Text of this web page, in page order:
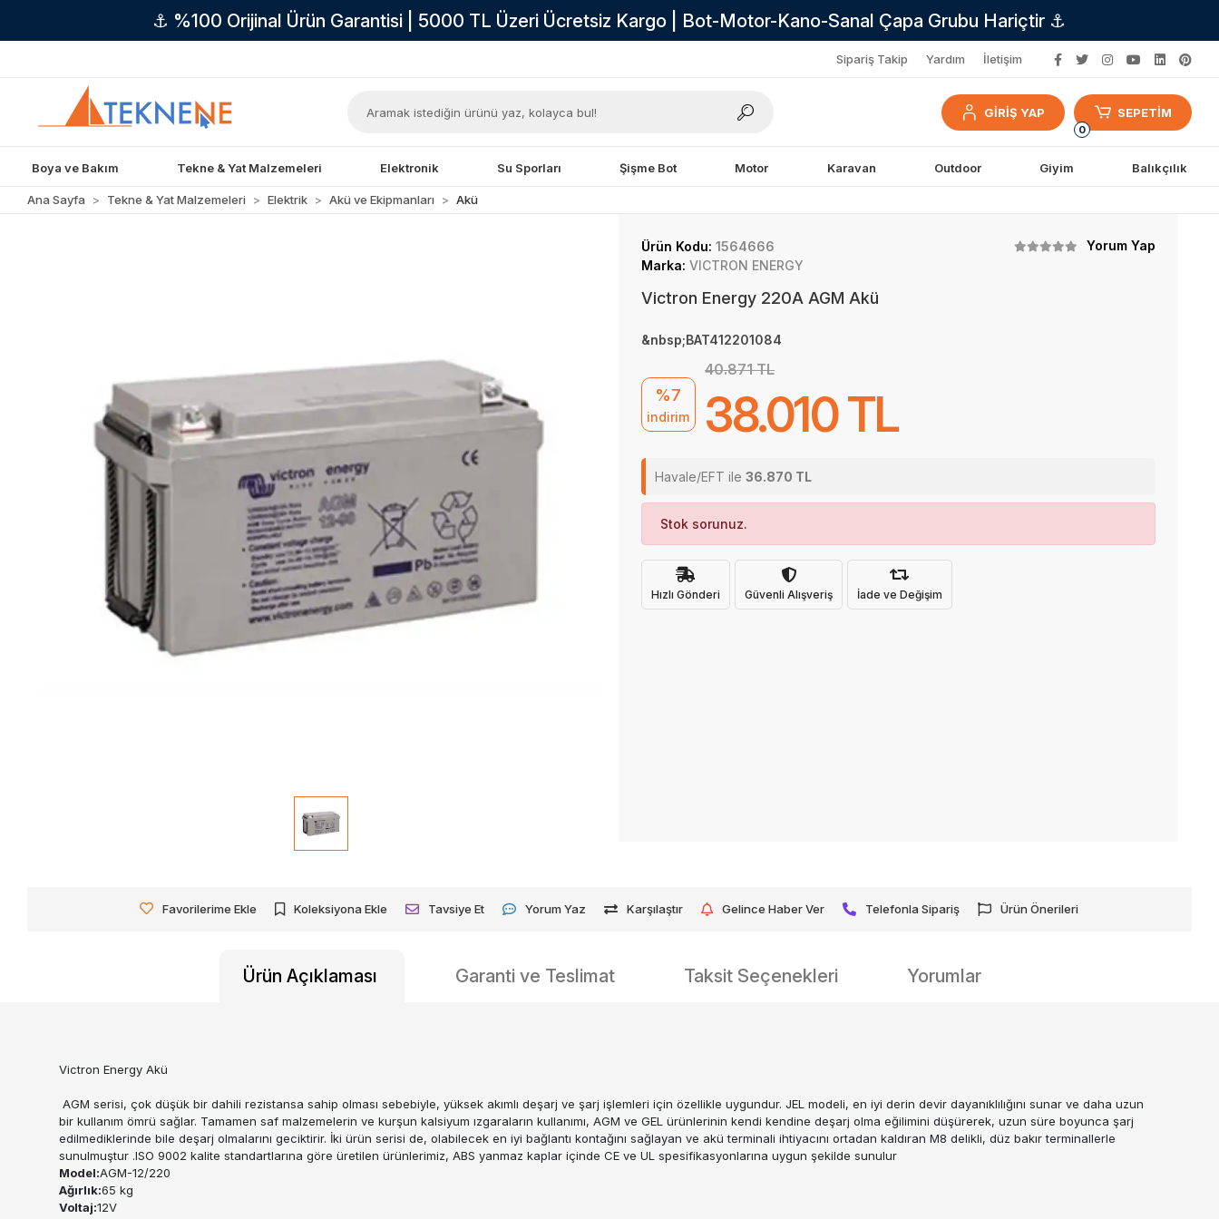
⚓ %100 Orijinal Ürün Garantisi | 5000 TL Üzeri Ücretsiz Kargo | Bot-Motor-Kano-Sanal Çapa Grubu Hariçtir ⚓
Sipariş Takip Yardım İletişim
GİRİŞ YAP
0
SEPETİM
Boya ve Bakım Tekne & Yat Malzemeleri Elektronik Su Sporları Şişme Bot Motor Karavan Outdoor Giyim Balıkçılık
Ana Sayfa Tekne & Yat Malzemeleri Elektrik Akü ve Ekipmanları Akü
Ürün Kodu: 1564666
Yorum Yap
Marka: VICTRON ENERGY
Victron Energy 220A AGM Akü
&nbsp;BAT412201084
%7
indirim
40.871 TL
38.010 TL
Havale/EFT ile 36.870 TL
Stok sorunuz.
Hızlı Gönderi Güvenli Alışveriş İade ve Değişim
Favorilerime Ekle Koleksiyona Ekle Tavsiye Et Yorum Yaz Karşılaştır Gelince Haber Ver Telefonla Sipariş Ürün Önerileri
Ürün Açıklaması Garanti ve Teslimat Taksit Seçenekleri Yorumlar
Victron Energy Akü
AGM serisi, çok düşük bir dahili rezistansa sahip olması sebebiyle, yüksek akımlı deşarj ve şarj işlemleri için özellikle uygundur. JEL modeli, en iyi derin devir dayanıklılığını sunar ve daha uzun
bir kullanım ömrü sağlar. Tamamen saf malzemelerin ve kurşun kalsiyum ızgaraların kullanımı, AGM ve GEL ürünlerinin kendi kendine deşarj olma eğilimini düşürerek, uzun süre boyunca şarj
edilmediklerinde bile deşarj olmalarını geciktirir. İki ürün serisi de, olabilecek en iyi bağlantı kontağını sağlayan ve akü terminali ihtiyacını ortadan kaldıran M8 delikli, düz bakır terminallerle
sunulmuştur .ISO 9002 kalite standartlarına göre üretilen ürünlerimiz, ABS yanmaz kaplar içinde CE ve UL spesifikasyonlarına uygun şekilde sunulur
Model:AGM-12/220
Ağırlık:65 kg
Voltaj:12V